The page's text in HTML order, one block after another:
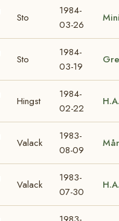
Sto
1984-
03-26
Sto
1984-
03-19
Hingst
1984-
02-22
Valack
1983-
08-09
Valack
1983-
07-30